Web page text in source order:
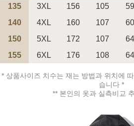
페이코 ID로 페
135 3XL 156 105 59
140
4XL 160 107 60
150
5XL 172 107 64
155
6XL 176 108 64
* 상품사이즈 치수는 재는 방법과 위치에
습니다 *
** 본인의 옷과 실측비교